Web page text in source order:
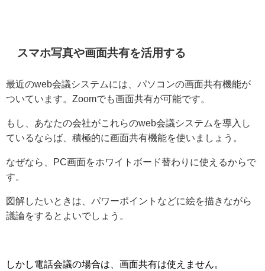
スマホ写真や画面共有を活用する
最近のweb会議システムには、パソコンの画面共有機能が
ついています。Zoomでも画面共有が可能です。
もし、あなたの会社がこれらのweb会議システムを導入し
ているならば、積極的に画面共有機能を使いましょう。
なぜなら、PC画面をホワイトボード替わりに使えるからで
す。
図解したいときは、パワーポイントなどに絵を描きながら
議論をするとよいでしょう。
しかし電話会議の場合は、画面共有は使えません。